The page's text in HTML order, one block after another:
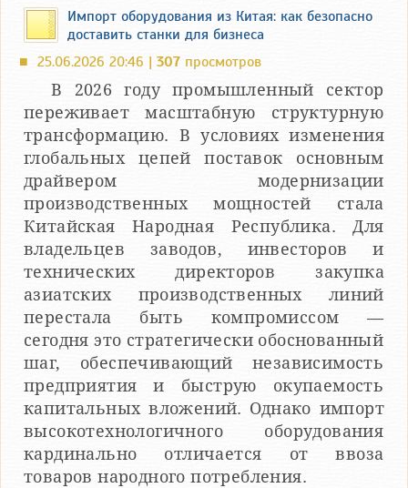
Импорт оборудования из Китая: как безопасно
доставить станки для бизнеса
■ 25.06.2026 20:46 | 307 просмотров
В 2026 году промышленный сектор
переживает масштабную структурную
трансформацию. В условиях изменения
глобальных цепей поставок основным
драйвером модернизации
производственных мощностей стала
Китайская Народная Республика. Для
владельцев заводов, инвесторов и
технических директоров закупка
азиатских производственных линий
перестала быть компромиссом —
сегодня это стратегически обоснованный
шаг, обеспечивающий независимость
предприятия и быструю окупаемость
капитальных вложений. Однако импорт
высокотехнологичного оборудования
кардинально отличается от ввоза
товаров народного потребления.